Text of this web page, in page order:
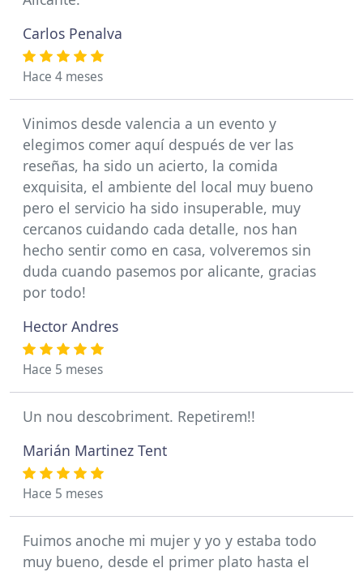
Carlos Penalva
Hace 4 meses
Vinimos desde valencia a un evento y
elegimos comer aquí después de ver las
reseñas, ha sido un acierto, la comida
exquisita, el ambiente del local muy bueno
pero el servicio ha sido insuperable, muy
cercanos cuidando cada detalle, nos han
hecho sentir como en casa, volveremos sin
duda cuando pasemos por alicante, gracias
por todo!
Hector Andres
Hace 5 meses
Un nou descobriment. Repetirem!!
Marián Martinez Tent
Hace 5 meses
Fuimos anoche mi mujer y yo y estaba todo
muy bueno, desde el primer plato hasta el